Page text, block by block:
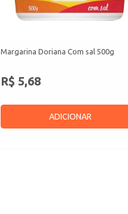
Margarina Doriana Com sal 500g
R$ 5,68
ADICIONAR